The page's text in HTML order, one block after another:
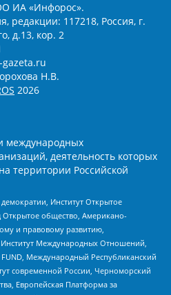
ИА «Инфорос».
редакции: 117218, Россия, г.
д.13, кор. 2
Н.В.
2026
международных
деятельность которых
территории Российской
Институт Открытое
общество, Американо-
и правовому развитию,
Международных Отношений,
FUND, Международный Республиканский
современной России, Черноморский
Европейская Платформа за